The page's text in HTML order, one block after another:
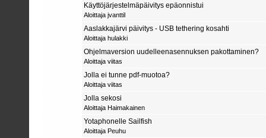
Käyttöjärjestelmäpäivitys epäonnistui
Aloittaja jvanttil
Aaslakkajärvi päivitys - USB tethering kosahti
Aloittaja hulakki
Ohjelmaversion uudelleenasennuksen pakottaminen?
Aloittaja viitas
Jolla ei tunne pdf-muotoa?
Aloittaja viitas
Jolla sekosi
Aloittaja Haimakainen
Yotaphonelle Sailfish
Aloittaja Peuhu